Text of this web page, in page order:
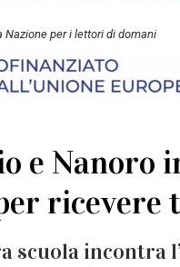
Nazione per i lettori di domani
e Nanoro
ricevere
scuola incontra